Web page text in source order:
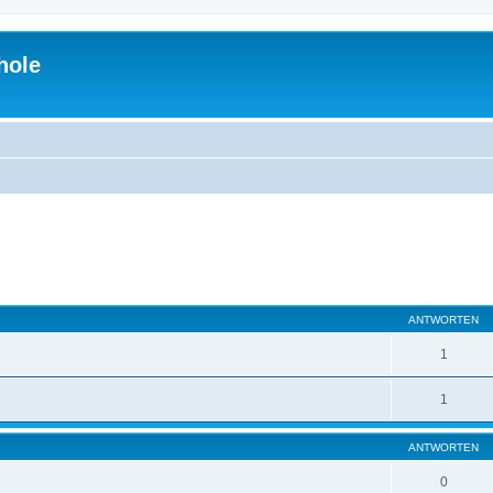
ANTWORTEN
1
1
ANTWORTEN
0